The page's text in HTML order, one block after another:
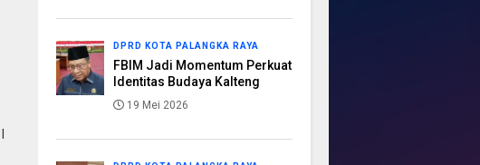
DPRD KOTA PALANGKA RAYA
FBIM Jadi Momentum Perkuat
Identitas Budaya Kalteng
19 Mei 2026